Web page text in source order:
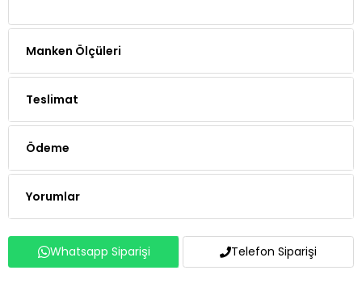
Manken Ölçüleri
Teslimat
Ödeme
Yorumlar
Whatsapp Siparişi Telefon Siparişi